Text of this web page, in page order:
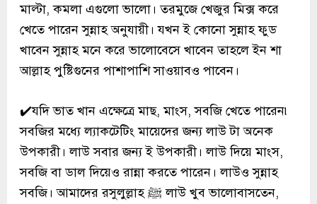
মাল্টা, কমলা এগুলো ভালো। তরমুজে খেজুর মিক্স করে
খেতে পারেন সুন্নাহ অনুযায়ী। যখন ই কোনো সুন্নাহ ফুড
খাবেন সুন্নাহ মনে করে ভালোবেসে খাবেন তাহলে ইন শা
আল্লাহ পুষ্টিগুনের পাশাপাশি সাওয়াবও পাবেন।
✔️যদি ভাত খান এক্ষেত্রে মাছ, মাংস, সবজি খেতে পারেন৷
সবজির মধ্যে ল্যাকটেটিং মায়েদের জন্য লাউ টা অনেক
উপকারী। লাউ সবার জন্য ই উপকারী। লাউ দিয়ে মাংস,
সবজি বা ডাল দিয়েও রান্না করতে পারেন। লাউও সুন্নাহ
সবজি। আমাদের রসুলুল্লাহ ﷺ লাউ খুব ভালোবাসতেন,